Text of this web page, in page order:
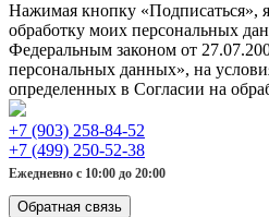
Нажимая кнопку «Подписаться»,
обработку моих персональных
Федеральным законом от
персональных данных», на
определенных в Согласии на
+7 (903) 258-84-52
+7 (499) 250-52-38
Ежедневно с 10:00 до 20:00
Обратная связь